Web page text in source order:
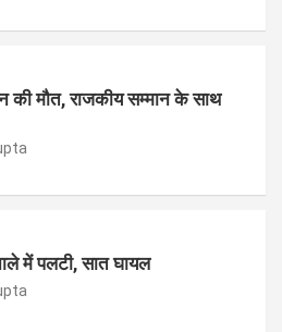
मौत, राजकीय सम्मान के साथ
में पलटी, सात घायल